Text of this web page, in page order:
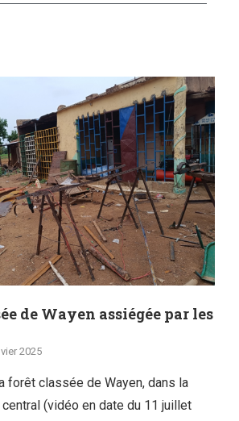
de Wayen assiégée par les
2025
forêt classée de Wayen, dans la
(vidéo en date du 11 juillet